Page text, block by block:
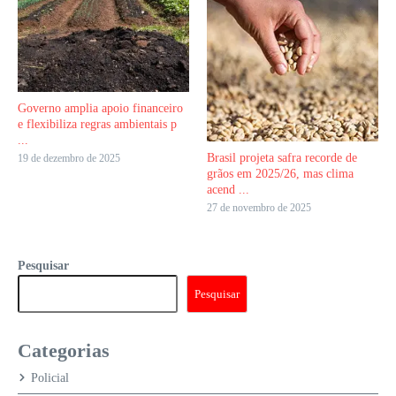
Governo amplia apoio financeiro
e flexibiliza regras ambientais p
...
19 de dezembro de 2025
Brasil projeta safra recorde de
grãos em 2025/26, mas clima
acend ...
27 de novembro de 2025
Pesquisar
Pesquisar
Categorias
Policial